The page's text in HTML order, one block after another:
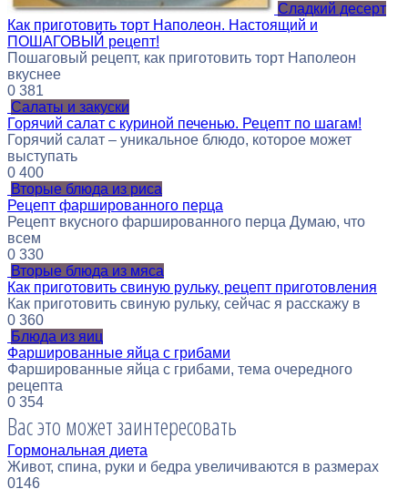
Сладкий десерт
Как приготовить торт Наполеон. Настоящий и
ПОШАГОВЫЙ рецепт!
Пошаговый рецепт, как приготовить торт Наполеон
вкуснее
0 381
Салаты и закуски
Горячий салат с куриной печенью. Рецепт по шагам!
Горячий салат – уникальное блюдо, которое может
выступать
0 400
Вторые блюда из риса
Рецепт фаршированного перца
Рецепт вкусного фаршированного перца Думаю, что
всем
0 330
Вторые блюда из мяса
Как приготовить свиную рульку, рецепт приготовления
Как приготовить свиную рульку, сейчас я расскажу в
0 360
Блюда из яиц
Фаршированные яйца с грибами
Фаршированные яйца с грибами, тема очередного
рецепта
0 354
Вас это может заинтересовать
Гормональная диета
Живот, спина, руки и бедра увеличиваются в размерах
0146